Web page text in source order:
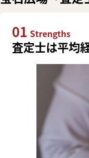
01 Strengths
査定士は平均